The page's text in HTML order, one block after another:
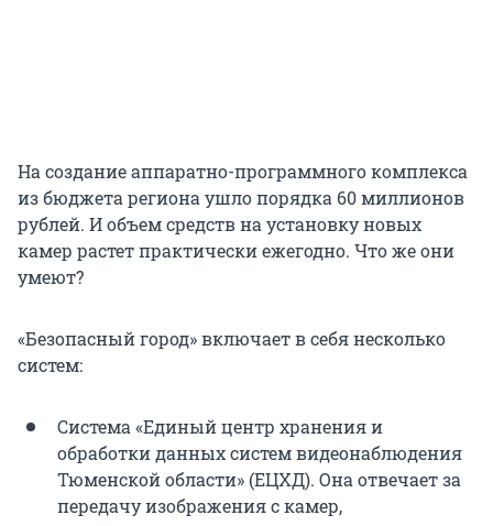
На создание аппаратно-программного комплекса
из бюджета региона ушло порядка 60 миллионов
рублей. И объем средств на установку новых
камер растет практически ежегодно. Что же они
умеют?
«Безопасный город» включает в себя несколько
систем:
Система «Единый центр хранения и
обработки данных систем видеонаблюдения
Тюменской области» (ЕЦХД). Она отвечает за
передачу изображения с камер,